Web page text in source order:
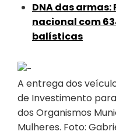
DNA das
nacional com
balísticas
A entrega dos
de Investimento
dos Organismos
Mulheres. Foto: